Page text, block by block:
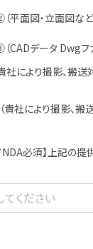
平面図・立面図など
CADデータ Dwgフ
社により撮影、搬
貴社により撮影、
NDA必須】上記の